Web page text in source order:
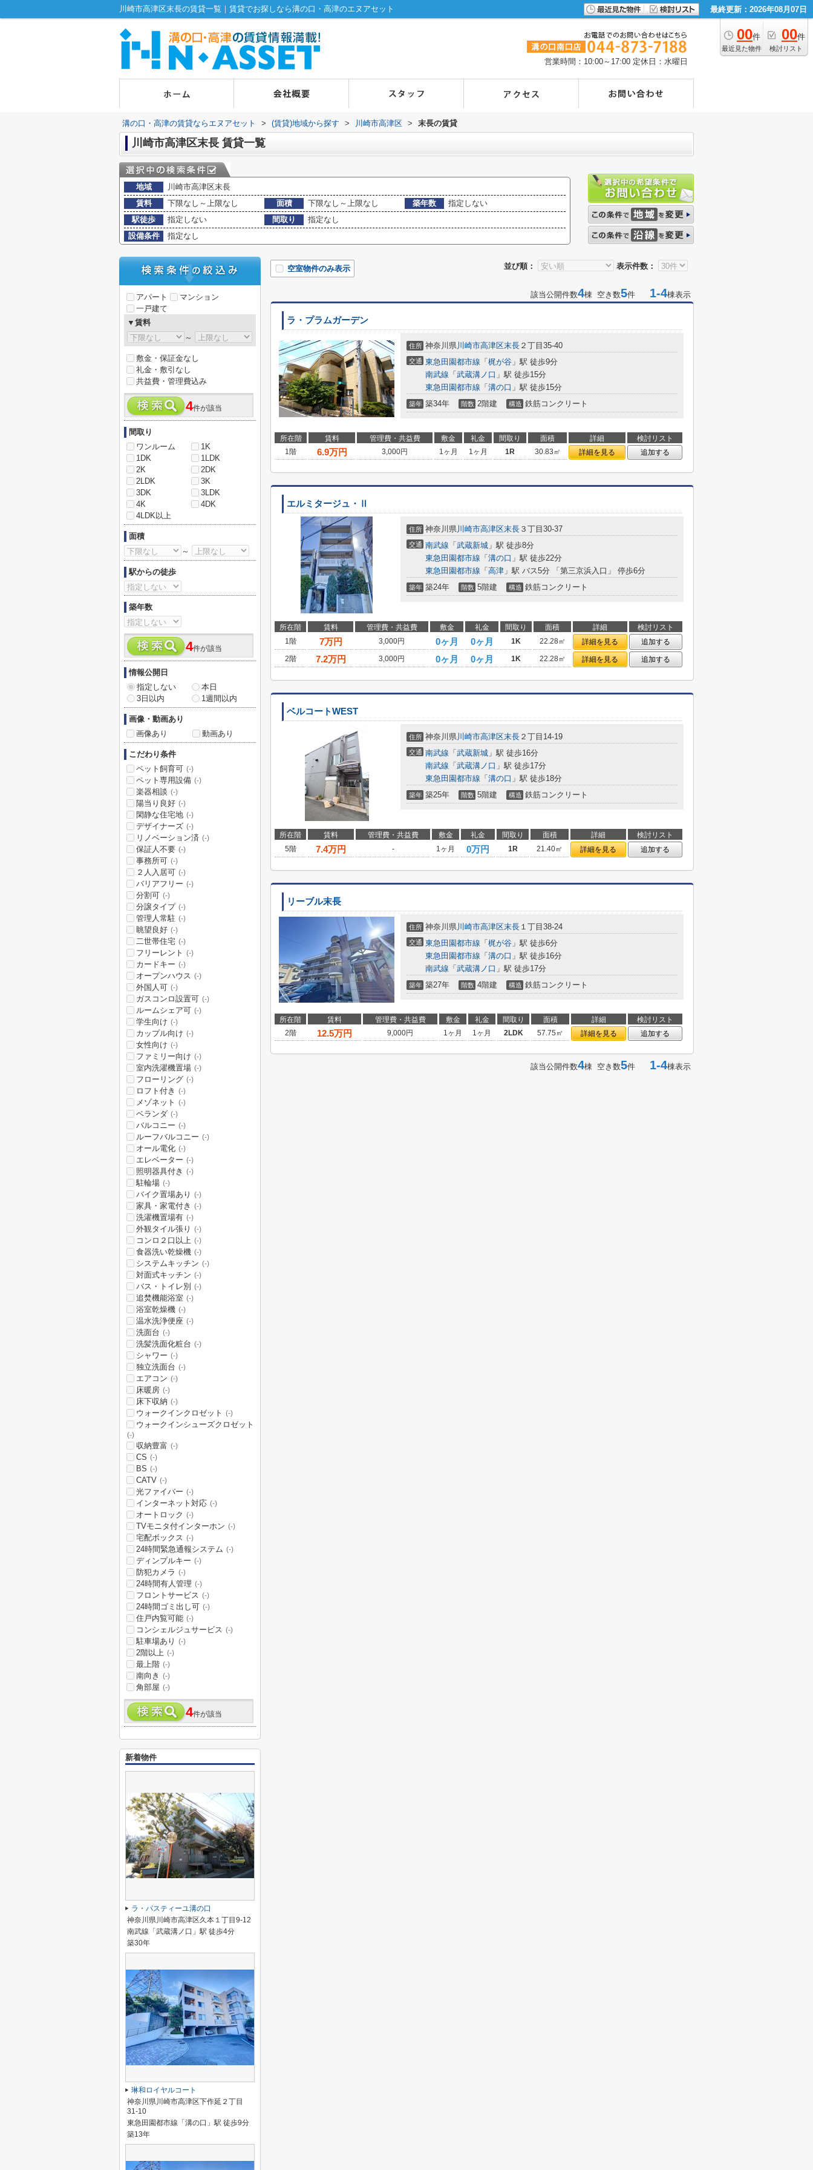
川崎市高津区末長の賃貸一覧｜賃貸でお探しなら溝の口・高津のエヌアセット 最終更新：2026年08月07日
00件
最近見た物件
00件
検討リスト
営業時間：10:00～17:00 定休日：水曜日
溝の口・高津の賃貸ならエヌアセット > (賃貸)地域から探す > 川崎市高津区 > 末長の賃貸
川崎市高津区末長 賃貸一覧
地域
川崎市高津区末長
賃料
下限なし～上限なし 面積 下限なし～上限なし 築年数
指定しない
駅徒歩
指定しない 間取り
指定なし
設備条件
指定なし
並び順： 表示件数：
空室物件のみ表示
該当公開件数4棟 空き数5件 1-4棟表示
ラ・プラムガーデン
住所 神奈川県川崎市高津区末長 ２丁目35-40
交通 東急田園都市線 「 梶が谷 」駅 徒歩9分
南武線 「 武蔵溝ノ口 」駅 徒歩15分
東急田園都市線 「 溝の口 」駅 徒歩15分
築年 築34年 階数 2階建 構造 鉄筋コンクリート
所在階 賃料 管理費・共益費 敷金 礼金 間取り 面積 詳細
検討リスト
1階
6.9万円 3,000円 1ヶ月 1ヶ月 1R 30.83㎡ 詳細を見る 追加する
エルミタージュ・Ⅱ
住所 神奈川県川崎市高津区末長 ３丁目30-37
交通 南武線 「 武蔵新城 」駅 徒歩8分
東急田園都市線 「 溝の口 」駅 徒歩22分
東急田園都市線 「 高津 」駅 バス5分 「第三京浜入口」 停歩6分
築年 築24年 階数 5階建 構造 鉄筋コンクリート
所在階 賃料 管理費・共益費 敷金 礼金 間取り 面積 詳細
検討リスト
1階
7万円 3,000円 0ヶ月 0ヶ月 1K 22.28㎡ 詳細を見る
追加する
2階
7.2万円 3,000円 0ヶ月 0ヶ月 1K 22.28㎡ 詳細を見る 追加する
ベルコートWEST
住所 神奈川県川崎市高津区末長 ２丁目14-19
交通 南武線 「 武蔵新城 」駅 徒歩16分
南武線 「 武蔵溝ノ口 」駅 徒歩17分
東急田園都市線 「 溝の口 」駅 徒歩18分
築年 築25年 階数 5階建 構造 鉄筋コンクリート
所在階 賃料 管理費・共益費 敷金 礼金 間取り 面積 詳細
検討リスト
5階
7.4万円 - 1ヶ月 0万円 1R 21.40㎡ 詳細を見る 追加する
リーブル末長
住所 神奈川県川崎市高津区末長 １丁目38-24
交通 東急田園都市線 「 梶が谷 」駅 徒歩6分
東急田園都市線 「 溝の口 」駅 徒歩16分
南武線 「 武蔵溝ノ口 」駅 徒歩17分
築年 築27年 階数 4階建 構造 鉄筋コンクリート
所在階 賃料 管理費・共益費 敷金 礼金 間取り 面積 詳細
検討リスト
2階
12.5万円 9,000円 1ヶ月 1ヶ月 2LDK 57.75㎡ 詳細を見る 追加する
該当公開件数4棟 空き数5件 1-4棟表示
アパート
マンション
一戸建て
▼賃料
～
敷金・保証金なし
礼金・敷引なし
共益費・管理費込み
4件が該当
間取り
ワンルーム
1K
1DK
1LDK
2K
2DK
2LDK
3K
3DK
3LDK
4K
4DK
4LDK以上
面積
～
駅からの徒歩
築年数
4件が該当
情報公開日
指定しない
本日
3日以内
1週間以内
画像・動画あり
画像あり
動画あり
こだわり条件
ペット飼育可 (-)
ペット専用設備 (-)
楽器相談 (-)
陽当り良好 (-)
閑静な住宅地 (-)
デザイナーズ (-)
リノベーション済 (-)
保証人不要 (-)
事務所可 (-)
２人入居可 (-)
バリアフリー (-)
分割可 (-)
分譲タイプ (-)
管理人常駐 (-)
眺望良好 (-)
二世帯住宅 (-)
フリーレント (-)
カードキー (-)
オープンハウス (-)
外国人可 (-)
ガスコンロ設置可 (-)
ルームシェア可 (-)
学生向け (-)
カップル向け (-)
女性向け (-)
ファミリー向け (-)
室内洗濯機置場 (-)
フローリング (-)
ロフト付き (-)
メゾネット (-)
ベランダ (-)
バルコニー (-)
ルーフバルコニー (-)
オール電化 (-)
エレベーター (-)
照明器具付き (-)
駐輪場 (-)
バイク置場あり (-)
家具・家電付き (-)
洗濯機置場有 (-)
外観タイル張り (-)
コンロ２口以上 (-)
食器洗い乾燥機 (-)
システムキッチン (-)
対面式キッチン (-)
バス・トイレ別 (-)
追焚機能浴室 (-)
浴室乾燥機 (-)
温水洗浄便座 (-)
洗面台 (-)
洗髪洗面化粧台 (-)
シャワー (-)
独立洗面台 (-)
エアコン (-)
床暖房 (-)
床下収納 (-)
ウォークインクロゼット (-)
ウォークインシューズクロゼット
(-)
収納豊富 (-)
CS (-)
BS (-)
CATV (-)
光ファイバー (-)
インターネット対応 (-)
オートロック (-)
TVモニタ付インターホン (-)
宅配ボックス (-)
24時間緊急通報システム (-)
ディンプルキー (-)
防犯カメラ (-)
24時間有人管理 (-)
フロントサービス (-)
24時間ゴミ出し可 (-)
住戸内覧可能 (-)
コンシェルジュサービス (-)
駐車場あり (-)
2階以上 (-)
最上階 (-)
南向き (-)
角部屋 (-)
4件が該当
新着物件
ラ・パスティーユ溝の口
神奈川県川崎市高津区久本１丁目9-12
南武線「武蔵溝ノ口」駅 徒歩4分
築30年
琳和ロイヤルコート
神奈川県川崎市高津区下作延２丁目
31-10
東急田園都市線「溝の口」駅 徒歩9分
築13年